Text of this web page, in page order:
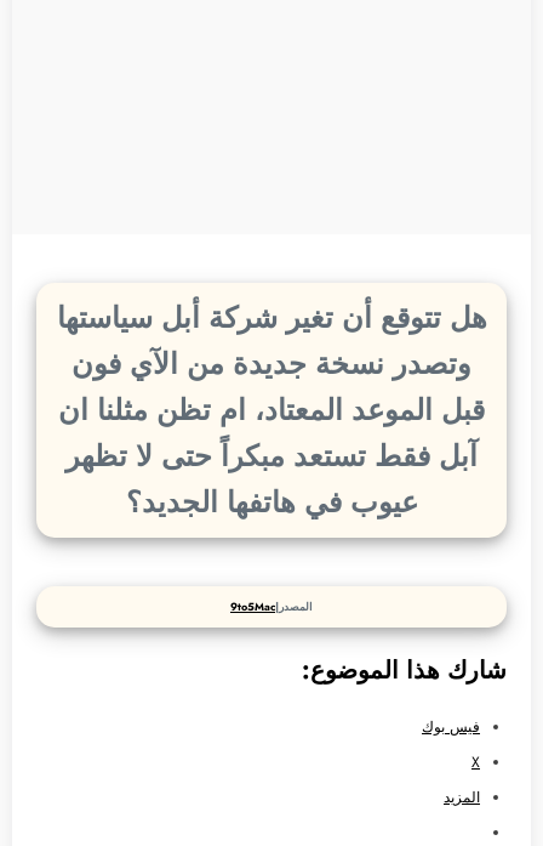
هل تتوقع أن تغير شركة أبل سياستها
وتصدر نسخة جديدة من الآي فون
قبل الموعد المعتاد، ام تظن مثلنا ان
آبل فقط تستعد مبكراً حتى لا تظهر
عيوب في هاتفها الجديد؟
المصدر|9to5Mac
شارك هذا الموضوع:
فيس بوك
X
المزيد